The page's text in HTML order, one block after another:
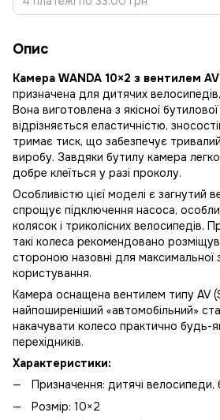
Опис
Камера WANDA 10×2 з вентилем
призначена для дитячих велосипедів,
Вона виготовлена з якісної
відрізняється еластичністю,
тримає тиск, що забезпечує
виробу. Завдяки бутилу камера
добре клеїться у разі проколу.
Особливістю цієї моделі є загнутий
спрощує підключення насоса,
колясок і триколісних велосипедів.
такі колеса рекомендовано
стороною назовні для максимальної
користування.
Камера оснащена вентилем типу AV
найпоширеніший «автомобільний»
накачувати колесо практично будь-
перехідників.
Характеристики:
Призначення: дитячі велосипеди,
Розмір: 10×2